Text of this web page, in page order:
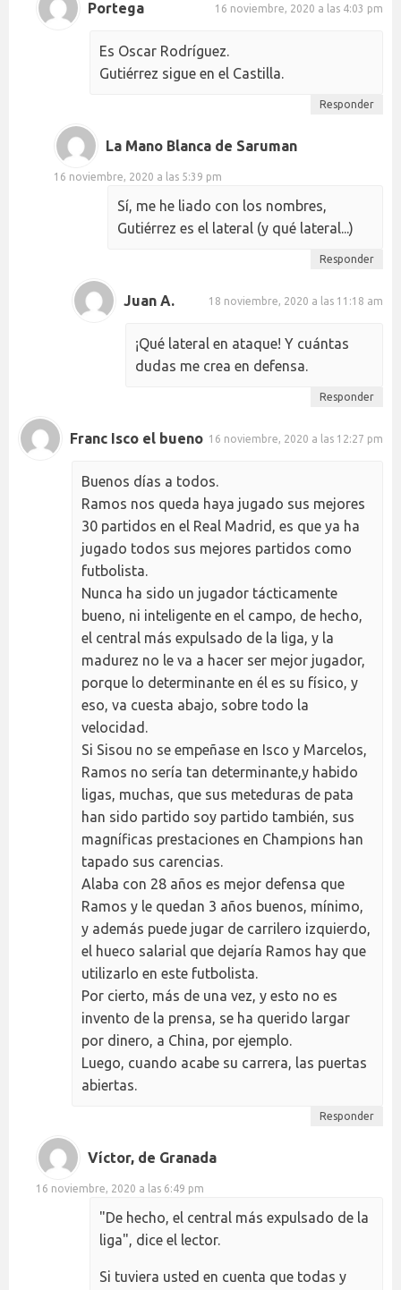
Portega 16 noviembre, 2020 a las 4:03 pm
Es Oscar Rodríguez.
Gutiérrez sigue en el Castilla.
Responder
La Mano Blanca de Saruman
16 noviembre, 2020 a las 5:39 pm
Sí, me he liado con los nombres,
Gutiérrez es el lateral (y qué lateral...)
Responder
Juan A. 18 noviembre, 2020 a las 11:18 am
¡Qué lateral en ataque! Y cuántas
dudas me crea en defensa.
Responder
Franc Isco el bueno 16 noviembre, 2020 a las 12:27 pm
Buenos días a todos.
Ramos nos queda haya jugado sus mejores
30 partidos en el Real Madrid, es que ya ha
jugado todos sus mejores partidos como
futbolista.
Nunca ha sido un jugador tácticamente
bueno, ni inteligente en el campo, de hecho,
el central más expulsado de la liga, y la
madurez no le va a hacer ser mejor jugador,
porque lo determinante en él es su físico, y
eso, va cuesta abajo, sobre todo la
velocidad.
Si Sisou no se empeñase en Isco y Marcelos,
Ramos no sería tan determinante,y habido
ligas, muchas, que sus meteduras de pata
han sido partido soy partido también, sus
magníficas prestaciones en Champions han
tapado sus carencias.
Alaba con 28 años es mejor defensa que
Ramos y le quedan 3 años buenos, mínimo,
y además puede jugar de carrilero izquierdo,
el hueco salarial que dejaría Ramos hay que
utilizarlo en este futbolista.
Por cierto, más de una vez, y esto no es
invento de la prensa, se ha querido largar
por dinero, a China, por ejemplo.
Luego, cuando acabe su carrera, las puertas
abiertas.
Responder
Víctor, de Granada
16 noviembre, 2020 a las 6:49 pm
"De hecho, el central más expulsado de la
liga", dice el lector.
Si tuviera usted en cuenta que todas y